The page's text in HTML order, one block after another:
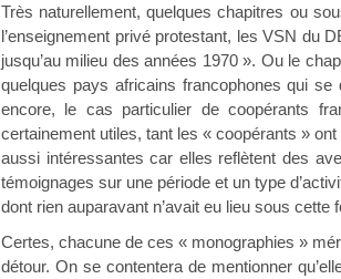
Très naturellement, quelques chapitres ou
l’enseignement privé protestant, les VSN du
jusqu’au milieu des années 1970 ». Ou le
quelques pays africains francophones qui
encore, le cas particulier de coopérants
certainement utiles, tant les « coopérants »
aussi intéressantes car elles reflètent des
témoignages sur une période et un type
dont rien auparavant n’avait eu lieu sous
Certes, chacune de ces « monographies »
détour. On se contentera de mentionner